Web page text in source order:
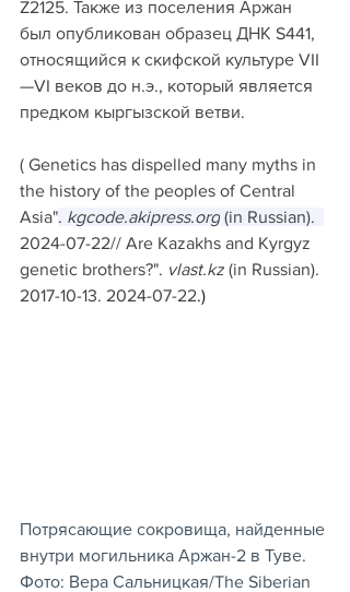
Z2125. Также из поселения Аржан
был опубликован образец ДНК S441,
относящийся к скифской культуре VII
—VI веков до н.э., который является
предком кыргызской ветви.
( Genetics has dispelled many myths in
the history of the peoples of Central
Asia". kgcode.akipress.org (in Russian).
2024-07-22// Are Kazakhs and Kyrgyz
genetic brothers?". vlast.kz (in Russian).
2017-10-13. 2024-07-22.)
Потрясающие сокровища, найденные
внутри могильника Аржан-2 в Туве.
Фото: Вера Сальницкая/The Siberian